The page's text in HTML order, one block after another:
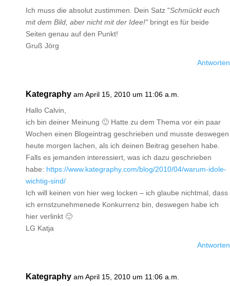
Ich muss die absolut zustimmen. Dein Satz "Schmückt euch
mit dem Bild, aber nicht mit der Idee!" bringt es für beide
Seiten genau auf den Punkt!
Gruß Jörg
Antworten
Kategraphy am April 15, 2010 um 11:06 a.m.
Hallo Calvin,
ich bin deiner Meinung 🙂 Hatte zu dem Thema vor ein paar
Wochen einen Blogeintrag geschrieben und musste deswegen
heute morgen lachen, als ich deinen Beitrag gesehen habe.
Falls es jemanden interessiert, was ich dazu geschrieben
habe: https://www.kategraphy.com/blog/2010/04/warum-idole-
wichtig-sind/
Ich will keinen von hier weg locken – ich glaube nichtmal, dass
ich ernstzunehmenede Konkurrenz bin, deswegen habe ich
hier verlinkt 🙂
LG Katja
Antworten
Kategraphy am April 15, 2010 um 11:06 a.m.